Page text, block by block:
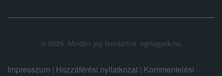
© 2026. Minden jog fenntartva. egriugyek.hu
Impresszum | Hozzáférési nyilatkozat | Kommentelési